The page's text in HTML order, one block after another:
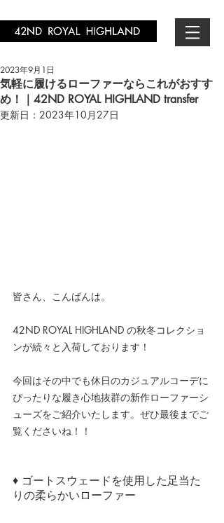
気軽に履けるローファーならこれがおすす
め！｜42ND ROYAL HIGHLAND transfer
2023年9月1日
更新日： 2023年10月27日
皆さん、こんばんは。
42ND ROYAL HIGHLAND の秋冬コレクショ
ンが続々と入荷しております！
今回はその中でも休日のカジュアルコーデに
ぴったりな履き心地抜群の新作ローファーシ
ューズをご紹介いたします。ぜひ最後までご
覧くださいね！！
♦ ゴートスウェードを使用した足当た
りの柔らかいローファー